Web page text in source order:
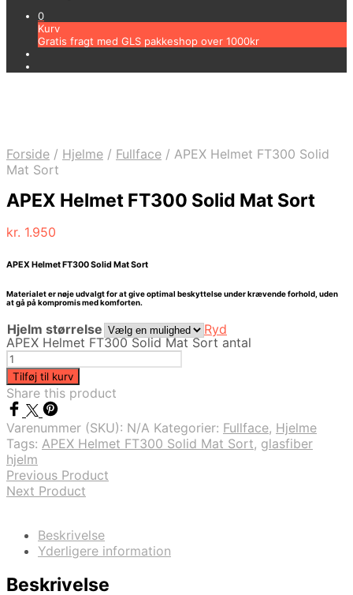
0
Kurv
Gratis fragt med GLS pakkeshop over 1000kr
Forside / Hjelme / Fullface / APEX Helmet FT300 Solid
Mat Sort
APEX Helmet FT300 Solid Mat Sort
kr. 1.950
APEX Helmet FT300 Solid Mat Sort
Materialet er nøje udvalgt for at give optimal beskyttelse under krævende forhold, uden
at gå på kompromis med komforten.
Hjelm størrelse
Ryd
APEX Helmet FT300 Solid Mat Sort antal
Tilføj til kurv
Share this product
Varenummer (SKU): N/A Kategorier: Fullface, Hjelme
Tags: APEX Helmet FT300 Solid Mat Sort, glasfiber
hjelm
Previous Product
Next Product
Beskrivelse
Yderligere information
Beskrivelse